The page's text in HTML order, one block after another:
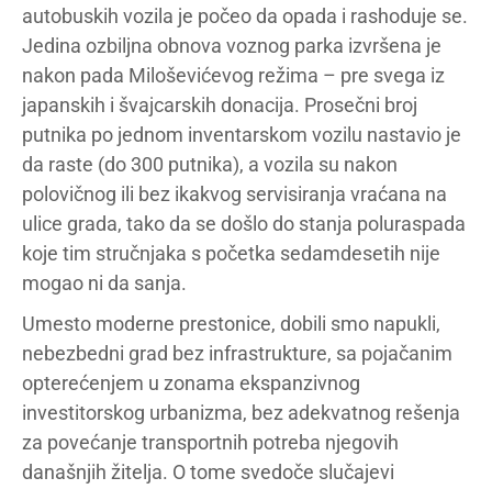
autobuskih vozila je počeo da opada i rashoduje se.
Jedina ozbiljna obnova voznog parka izvršena je
nakon pada Miloševićevog režima – pre svega iz
japanskih i švajcarskih donacija. Prosečni broj
putnika po jednom inventarskom vozilu nastavio je
da raste (do 300 putnika), a vozila su nakon
polovičnog ili bez ikakvog servisiranja vraćana na
ulice grada, tako da se došlo do stanja poluraspada
koje tim stručnjaka s početka sedamdesetih nije
mogao ni da sanja.
Umesto moderne prestonice, dobili smo napukli,
nebezbedni grad bez infrastrukture, sa pojačanim
opterećenjem u zonama ekspanzivnog
investitorskog urbanizma, bez adekvatnog rešenja
za povećanje transportnih potreba njegovih
današnjih žitelja. O tome svedoče slučajevi